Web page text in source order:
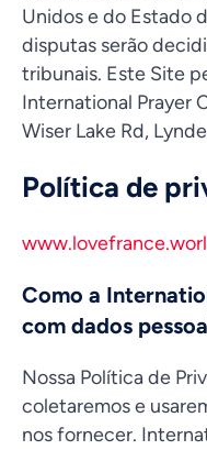
Unidos e do Estado
disputas serão
tribunais. Este Site
International Prayer
Wiser Lake Rd,
Política de
Como a
com dados
Nossa Política de
coletaremos e
nos fornecer.